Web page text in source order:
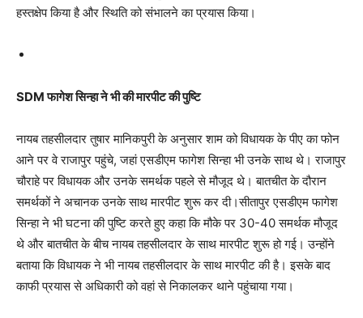
हस्तक्षेप किया है और स्थिति को संभालने का प्रयास किया।
SDM फागेश सिन्हा ने भी की मारपीट की पुष्टि
नायब तहसीलदार तुषार मानिकपुरी के अनुसार शाम को विधायक के पीए का फोन
आने पर वे राजापुर पहुंचे, जहां एसडीएम फागेश सिन्हा भी उनके साथ थे। राजापुर
चौराहे पर विधायक और उनके समर्थक पहले से मौजूद थे। बातचीत के दौरान
समर्थकों ने अचानक उनके साथ मारपीट शुरू कर दी।सीतापुर एसडीएम फागेश
सिन्हा ने भी घटना की पुष्टि करते हुए कहा कि मौके पर 30-40 समर्थक मौजूद
थे और बातचीत के बीच नायब तहसीलदार के साथ मारपीट शुरू हो गई। उन्होंने
बताया कि विधायक ने भी नायब तहसीलदार के साथ मारपीट की है। इसके बाद
काफी प्रयास से अधिकारी को वहां से निकालकर थाने पहुंचाया गया।